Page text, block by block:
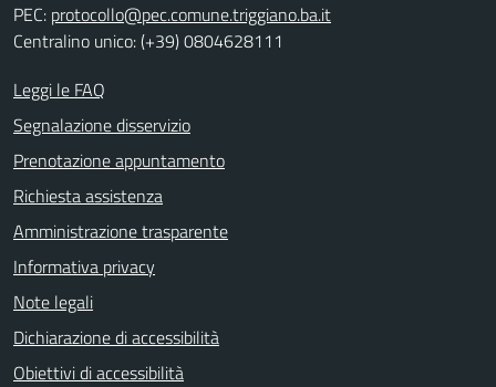
PEC: protocollo@pec.comune.triggiano.ba.it
Centralino unico: (+39) 0804628111
Leggi le FAQ
Segnalazione disservizio
Prenotazione appuntamento
Richiesta assistenza
Amministrazione trasparente
Informativa privacy
Note legali
Dichiarazione di accessibilità
Obiettivi di accessibilità